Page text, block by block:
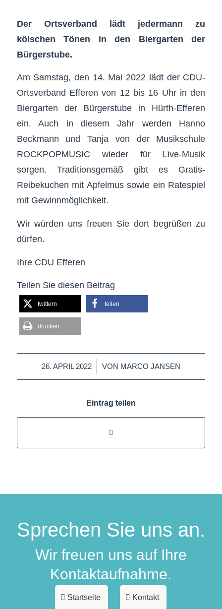
Der Ortsverband lädt jedermann zu
kölschen Tönen in den Biergarten der
Bürgerstube.
Am Samstag, den 14. Mai 2022 lädt der CDU-
Ortsverband Efferen von 12 bis 16 Uhr in den
Biergarten der Bürgerstube in Hürth-Efferen
ein. Auch in diesem Jahr werden Hanno
Beckmann und Tanja von der Musikschule
ROCKPOPMUSIC wieder für Live-Musik
sorgen. Traditionsgemäß gibt es Gratis-
Reibekuchen mit Apfelmus sowie ein Ratespiel
mit Gewinnmöglichkeit.
Wir würden uns freuen Sie dort begrüßen zu
dürfen.
Ihre CDU Efferen
Teilen Sie diesen Beitrag
twittern teilen
drucken
26. APRIL 2022
/ VON MARCO JANSEN
Eintrag teilen
Sprechen Sie uns an.
Wir freuen uns auf Ihre
Kontaktaufnahme.
Startseite Kontakt